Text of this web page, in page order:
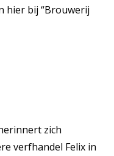
hier bij “Brouwerij
zich
verfhandel Felix in